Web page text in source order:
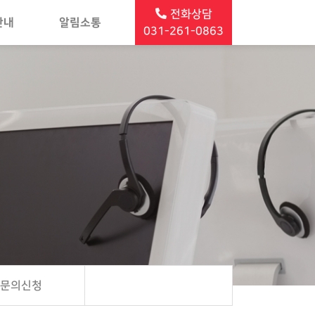
내 알림소통
전화상담
031-261-0863
의신청